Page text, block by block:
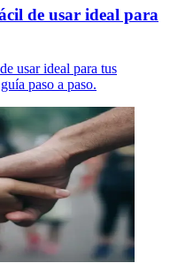
de usar ideal para
usar ideal para tus
paso a paso.